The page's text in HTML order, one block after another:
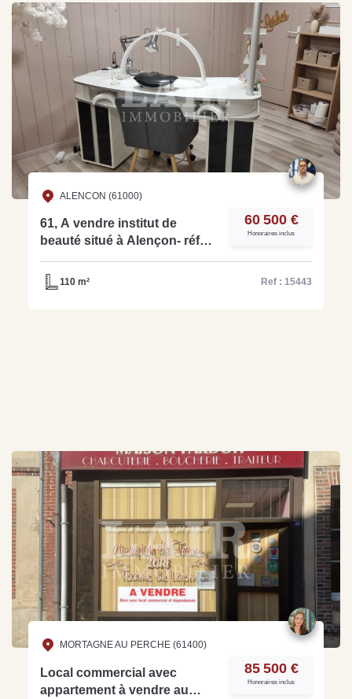
ALENCON (61000)
61, A vendre institut de
beauté situé à Alençon- réf
60 500 €
Honoraires inclus
110 m² Ref : 15443
MORTAGNE AU PERCHE (61400)
Local commercial avec
appartement à vendre au
85 500 €
Honoraires inclus